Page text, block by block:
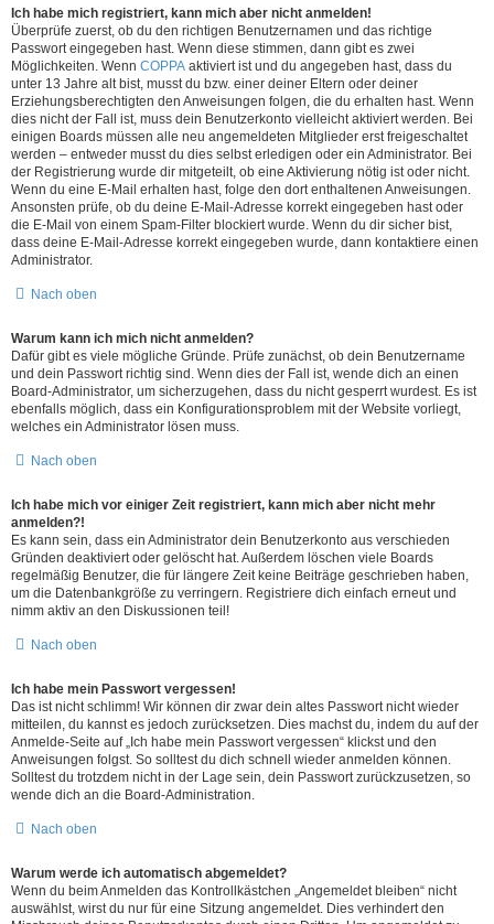
Ich habe mich registriert, kann mich aber nicht anmelden!
Überprüfe zuerst, ob du den richtigen Benutzernamen und das richtige
Passwort eingegeben hast. Wenn diese stimmen, dann gibt es zwei
Möglichkeiten. Wenn COPPA aktiviert ist und du angegeben hast, dass du
unter 13 Jahre alt bist, musst du bzw. einer deiner Eltern oder deiner
Erziehungsberechtigten den Anweisungen folgen, die du erhalten hast. Wenn
dies nicht der Fall ist, muss dein Benutzerkonto vielleicht aktiviert werden. Bei
einigen Boards müssen alle neu angemeldeten Mitglieder erst freigeschaltet
werden – entweder musst du dies selbst erledigen oder ein Administrator. Bei
der Registrierung wurde dir mitgeteilt, ob eine Aktivierung nötig ist oder nicht.
Wenn du eine E-Mail erhalten hast, folge den dort enthaltenen Anweisungen.
Ansonsten prüfe, ob du deine E-Mail-Adresse korrekt eingegeben hast oder
die E-Mail von einem Spam-Filter blockiert wurde. Wenn du dir sicher bist,
dass deine E-Mail-Adresse korrekt eingegeben wurde, dann kontaktiere einen
Administrator.
Nach oben
Warum kann ich mich nicht anmelden?
Dafür gibt es viele mögliche Gründe. Prüfe zunächst, ob dein Benutzername
und dein Passwort richtig sind. Wenn dies der Fall ist, wende dich an einen
Board-Administrator, um sicherzugehen, dass du nicht gesperrt wurdest. Es ist
ebenfalls möglich, dass ein Konfigurationsproblem mit der Website vorliegt,
welches ein Administrator lösen muss.
Nach oben
Ich habe mich vor einiger Zeit registriert, kann mich aber nicht mehr
anmelden?!
Es kann sein, dass ein Administrator dein Benutzerkonto aus verschieden
Gründen deaktiviert oder gelöscht hat. Außerdem löschen viele Boards
regelmäßig Benutzer, die für längere Zeit keine Beiträge geschrieben haben,
um die Datenbankgröße zu verringern. Registriere dich einfach erneut und
nimm aktiv an den Diskussionen teil!
Nach oben
Ich habe mein Passwort vergessen!
Das ist nicht schlimm! Wir können dir zwar dein altes Passwort nicht wieder
mitteilen, du kannst es jedoch zurücksetzen. Dies machst du, indem du auf der
Anmelde-Seite auf „Ich habe mein Passwort vergessen“ klickst und den
Anweisungen folgst. So solltest du dich schnell wieder anmelden können.
Solltest du trotzdem nicht in der Lage sein, dein Passwort zurückzusetzen, so
wende dich an die Board-Administration.
Nach oben
Warum werde ich automatisch abgemeldet?
Wenn du beim Anmelden das Kontrollkästchen „Angemeldet bleiben“ nicht
auswählst, wirst du nur für eine Sitzung angemeldet. Dies verhindert den